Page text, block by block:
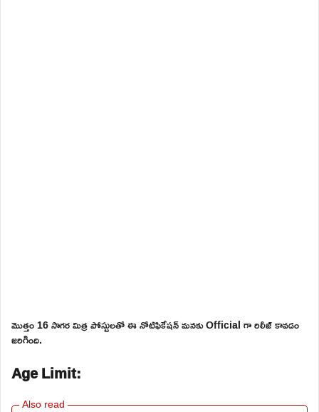
మొత్తం 16 సాగర మిత్ర పోస్టులతో ఈ నోటిఫికేషన్ మనకు Official గా రిలీజ్ కావడం
జరిగింది.
Age Limit: